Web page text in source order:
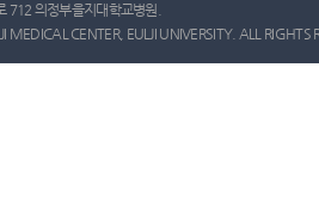
712 의정부을지대학교병원.
MEDICAL CENTER, EULJI UNIVERSITY. ALL RIGHTS